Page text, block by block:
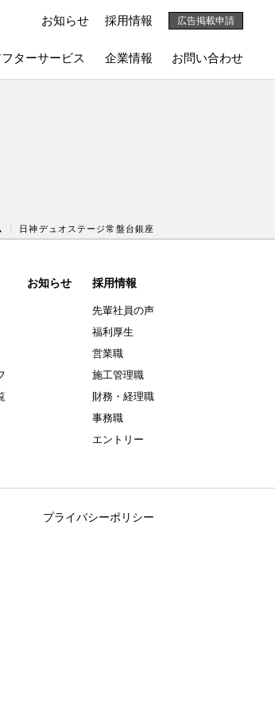
フターサービス 企業情報 お問い合わせ
お知らせ 採用情報 広告掲載申請
日神デュオステージ常盤台銀座
お知らせ 採用情報
先輩社員の声
福利厚生
営業職
施工管理職
財務・経理職
事務職
エントリー
プライバシーポリシー